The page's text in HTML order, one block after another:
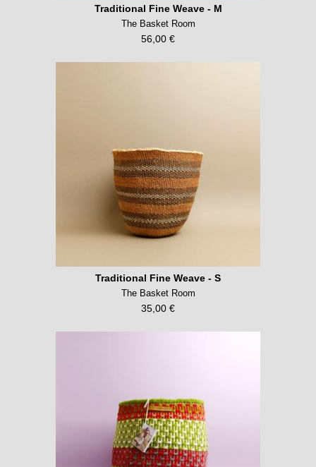
Traditional Fine Weave - M
The Basket Room
56,00 €
Traditional Fine Weave - S
The Basket Room
35,00 €